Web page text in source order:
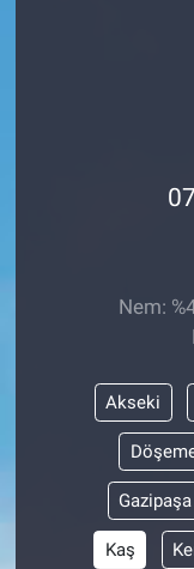
Nem:
Akseki
Gazipaşa
Kaş